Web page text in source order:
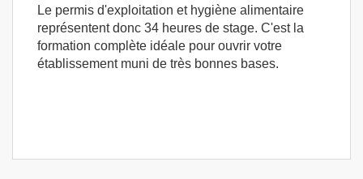
Le permis d'exploitation et hygiène alimentaire
représentent donc 34 heures de stage. C'est la
formation complète idéale pour ouvrir votre
établissement muni de très bonnes bases.